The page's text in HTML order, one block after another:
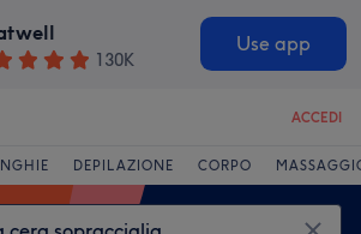
130K
Use app
ACCEDI
DEPILAZIONE CORPO